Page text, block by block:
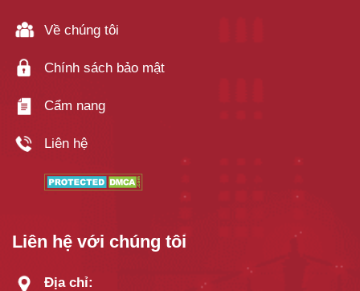
Về chúng tôi
Chính sách bảo mật
Cẩm nang
Liên hệ
Liên hệ với chúng tôi
Địa chỉ: